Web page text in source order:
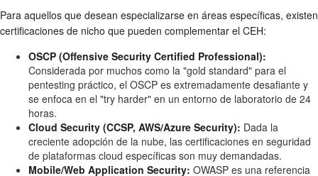
Para aquellos que desean especializarse en áreas específicas, existen
certificaciones de nicho que pueden complementar el CEH:
OSCP (Offensive Security Certified Professional):
Considerada por muchos como la "gold standard" para el
pentesting práctico, el OSCP es extremadamente desafiante y
se enfoca en el "try harder" en un entorno de laboratorio de 24
horas.
Cloud Security (CCSP, AWS/Azure Security): Dada la
creciente adopción de la nube, las certificaciones en seguridad
de plataformas cloud específicas son muy demandadas.
Mobile/Web Application Security: OWASP es una referencia